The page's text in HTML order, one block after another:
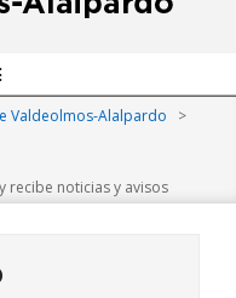
Valdeolmos-Alalpardo
>
recibe noticias y avisos